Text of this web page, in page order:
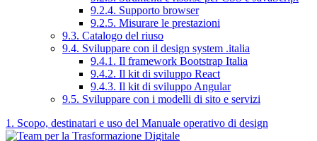
9.2.4. Supporto browser
9.2.5. Misurare le prestazioni
9.3. Catalogo del riuso
9.4. Sviluppare con il design system .italia
9.4.1. Il framework Bootstrap Italia
9.4.2. Il kit di sviluppo React
9.4.3. Il kit di sviluppo Angular
9.5. Sviluppare con i modelli di sito e servizi
1. Scopo, destinatari e uso del Manuale operativo di design